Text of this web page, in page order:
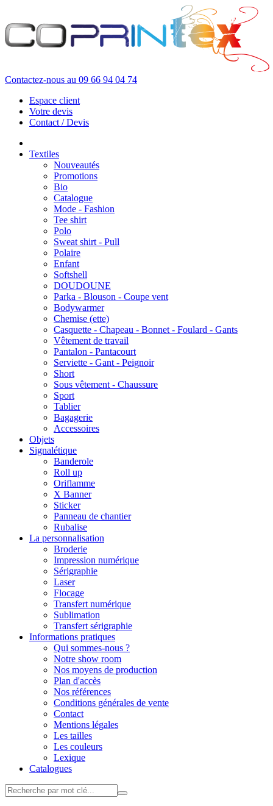
Contactez-nous au 09 66 94 04 74
Espace client
Votre devis
Contact / Devis
Textiles
Nouveautés
Promotions
Bio
Catalogue
Mode - Fashion
Tee shirt
Polo
Sweat shirt - Pull
Polaire
Enfant
Softshell
DOUDOUNE
Parka - Blouson - Coupe vent
Bodywarmer
Chemise (ette)
Casquette - Chapeau - Bonnet - Foulard - Gants
Vêtement de travail
Pantalon - Pantacourt
Serviette - Gant - Peignoir
Short
Sous vêtement - Chaussure
Sport
Tablier
Bagagerie
Accessoires
Objets
Signalétique
Banderole
Roll up
Oriflamme
X Banner
Sticker
Panneau de chantier
Rubalise
La personnalisation
Broderie
Impression numérique
Sérigraphie
Laser
Flocage
Transfert numérique
Sublimation
Transfert sérigraphie
Informations pratiques
Qui sommes-nous ?
Notre show room
Nos moyens de production
Plan d'accès
Nos références
Conditions générales de vente
Contact
Mentions légales
Les tailles
Les couleurs
Lexique
Catalogues